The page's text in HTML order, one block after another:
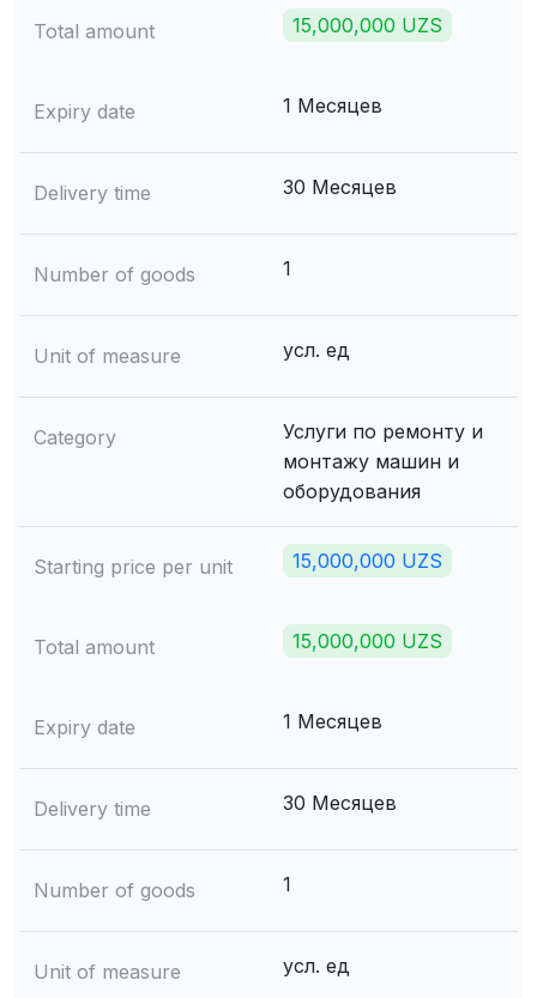
Total amount 15,000,000 UZS
Expiry date 1 Месяцев
Delivery time 30 Месяцев
Number of goods 1
Unit of measure усл. ед
Category
Услуги по ремонту и
монтажу машин и
оборудования
Starting price per unit 15,000,000 UZS
Total amount 15,000,000 UZS
Expiry date 1 Месяцев
Delivery time 30 Месяцев
Number of goods 1
Unit of measure усл. ед